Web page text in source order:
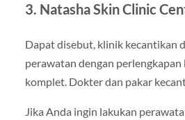
3. Natasha Skin Clinic
Dapat disebut, klinik kecantikan
perawatan dengan perlengkapan
komplet. Dokter dan pakar
Jika Anda ingin lakukan